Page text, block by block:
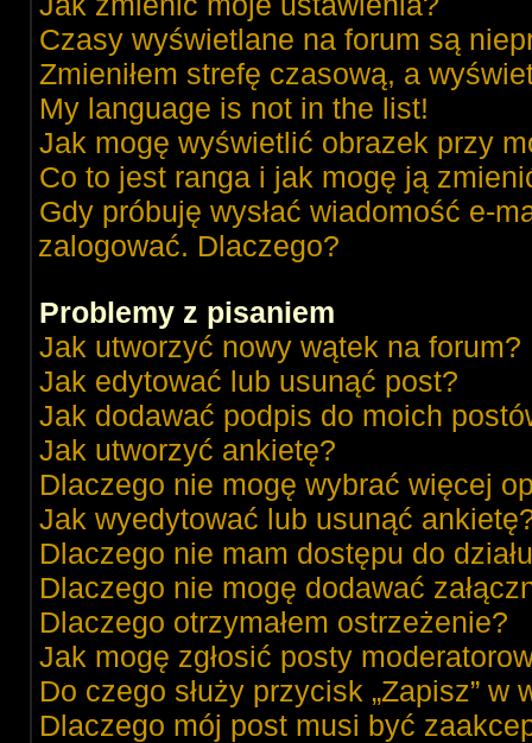
Czasy wyświetlane na forum są
Zmieniłem strefę czasową, a
My language is not in the list!
Jak mogę wyświetlić obrazek przy
Co to jest ranga i jak mogę ją
Gdy próbuję wysłać wiadomość e-
zalogować. Dlaczego?
Problemy z pisaniem
Jak utworzyć nowy wątek na forum?
Jak edytować lub usunąć post?
Jak dodawać podpis do moich
Jak utworzyć ankietę?
Dlaczego nie mogę wybrać więcej
Jak wyedytować lub usunąć
Dlaczego nie mam dostępu do
Dlaczego nie mogę dodawać
Dlaczego otrzymałem ostrzeżenie?
Jak mogę zgłosić posty
Do czego służy przycisk „Zapisz”
Dlaczego mój post musi być